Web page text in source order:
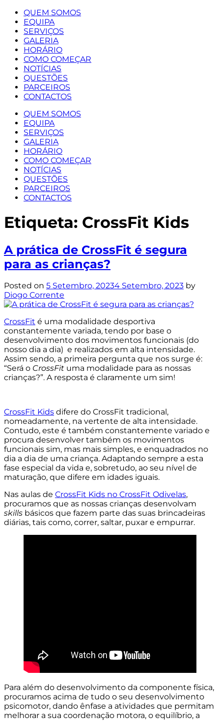
QUEM SOMOS
EQUIPA
SERVIÇOS
GALERIA
HORÁRIO
COMO COMEÇAR
NOTÍCIAS
QUESTÕES
PARCEIROS
CONTACTOS
QUEM SOMOS
EQUIPA
SERVIÇOS
GALERIA
HORÁRIO
COMO COMEÇAR
NOTÍCIAS
QUESTÕES
PARCEIROS
CONTACTOS
Etiqueta: CrossFit Kids
A prática de CrossFit é segura
para as crianças?
Posted on 5 Setembro, 20234 Setembro, 2023 by
Diogo Corrente
CrossFit é uma modalidade desportiva
constantemente variada, tendo por base o
desenvolvimento dos movimentos funcionais (do
nosso dia a dia) e realizados em alta intensidade.
Assim sendo, a primeira pergunta que nos surge é:
“Será o CrossFit uma modalidade para as nossas
crianças?”. A resposta é claramente um sim!
CrossFit Kids difere do CrossFit tradicional,
nomeadamente, na vertente de alta intensidade.
Contudo, este é também constantemente variado e
procura desenvolver também os movimentos
funcionais sim, mas mais simples, e enquadrados no
dia a dia de uma criança. Adaptando sempre a esta
fase especial da vida e, sobretudo, ao seu nível de
maturação, que difere em idades iguais.
Nas aulas de CrossFit Kids no CrossFit Odivelas,
procuramos que as nossas crianças desenvolvam
skills básicos que fazem parte das suas brincadeiras
diárias, tais como, correr, saltar, puxar e empurrar.
Para além do desenvolvimento da componente física,
procuramos acima de tudo o seu desenvolvimento
psicomotor, dando ênfase a atividades que permitam
melhorar a sua coordenação motora, o equilíbrio, a